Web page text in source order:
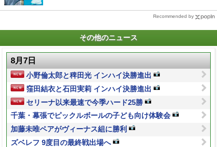
Recommended by
その他のニュース
8月7日
小野倫太郎と稗田光 インハイ決勝進出
窪田結衣と石田実莉 インハイ決勝進出
セリーナ以来最速で今季ハード25勝
千葉・幕張でピックルボールの子ども向け体験会
加藤未唯ペアがヴィーナス組に勝利
ズベレフ 9度目の最終戦出場へ